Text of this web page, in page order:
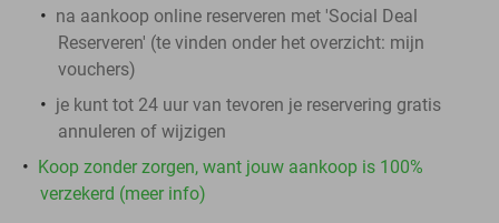
na aankoop online reserveren met 'Social Deal
Reserveren' (te vinden onder het overzicht: mijn
vouchers)
je kunt tot 24 uur van tevoren je reservering gratis
annuleren of wijzigen
Koop zonder zorgen, want jouw aankoop is 100%
verzekerd (meer info)